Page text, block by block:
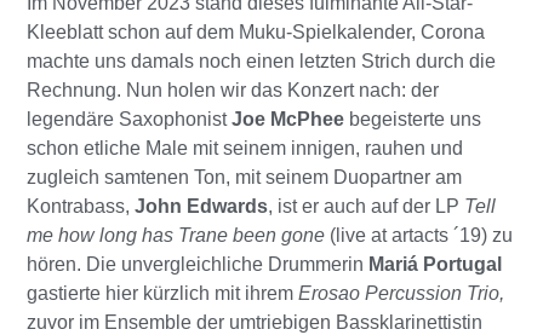
Kleeblatt schon auf dem Muku-Spielkalender, Corona
machte uns damals noch einen letzten Strich durch die
Rechnung. Nun holen wir das Konzert nach: der
legendäre SaxophonistJoe McPhee begeisterte uns
schon etliche Male mit seinem innigen, rauhen und
zugleich samtenen Ton, mit seinem Duopartner am
Kontrabass, John Edwards, ist er auch auf der LP Tell
me how long has Trane been gone (live at artacts ´19) zu
hören. Die unvergleichliche Drummerin Mariá Portugal
gastierte hier kürzlich mit ihrem Erosao Percussion Trio,
zuvor im Ensemble der umtriebigen Bassklarinettistin